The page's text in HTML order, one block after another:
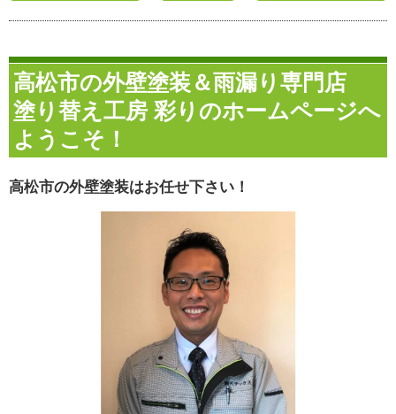
高松市の外壁塗装＆雨漏り専門店
塗り替え工房 彩りのホームページへ
ようこそ！
高松市の外壁塗装はお任せ下さい！